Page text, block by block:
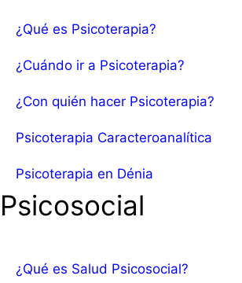
¿Qué es Psicoterapia?
¿Cuándo ir a Psicoterapia?
¿Con quién hacer Psicoterapia?
Psicoterapia Caracteroanalítica
Psicoterapia en Dénia
Psicosocial
¿Qué es Salud Psicosocial?